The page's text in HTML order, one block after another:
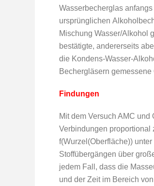
Wasserbecherglas
ursprünglichen
Mischung Wasser/Alkohol
bestätigte, andererseits
die Kondens-Wasser-
Bechergläsern
Findungen
Mit dem Versuch AMC
Verbindungen proportional
f(Wurzel(Oberfläche))
Stoffübergängen über
jedem Fall, dass die
und der Zeit im Bereich